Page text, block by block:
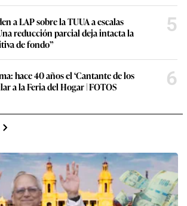
a LAP sobre la TUUA a escalas
reducción parcial deja intacta la
de fondo”
5
hace 40 años el ‘Cantante de los
a la Feria del Hogar | FOTOS
6